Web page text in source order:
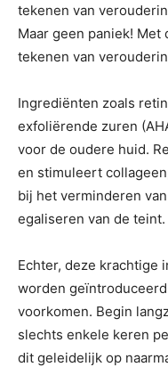
tekenen van
Maar geen paniek!
tekenen van
Ingrediënten zoals
exfoliërende zuren
voor de oudere huid.
en stimuleert
bij het verminderen
egaliseren van de teint.
Echter, deze krachtige
worden
voorkomen. Begin
slechts enkele keren
dit geleidelijk op